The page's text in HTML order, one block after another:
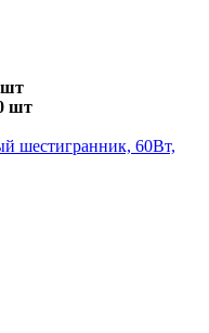
шт
шестигранник, 60Вт,